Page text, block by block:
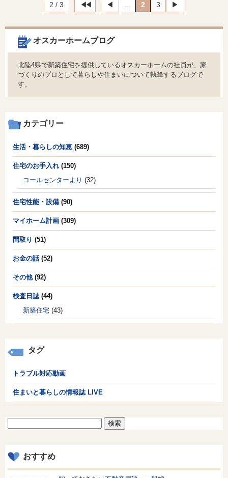
2 / 3 ◀︎◀︎ ◀︎ ... 2 3 ▶︎
オスカーホームブログ
北陸4県で新築住宅を提供しているオスカーホームの社員が、家
づくりのプロとして暮らしや住まいについて執筆するブログで
す。
カテゴリー
生活・暮らしの知恵 (689)
住宅のお手入れ (150)
コールセンターより (32)
住宅性能・設備 (90)
マイホーム計画 (309)
間取り (51)
お金の話(52)
その他(92)
検査日誌(44)
新築住宅 (43)
タグ
トラブル対応動画
住まいと暮らしの情報誌 LIVE
おすすめ